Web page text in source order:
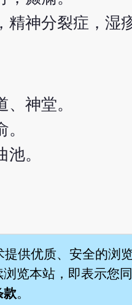
神分裂症，湿
神堂。
。
提供优质、安全的浏
览本站，即表示您
款。